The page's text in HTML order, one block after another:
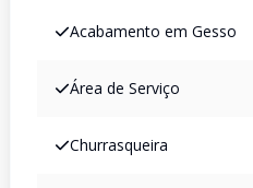
Acabamento em Gesso
Área de Serviço
Churrasqueira